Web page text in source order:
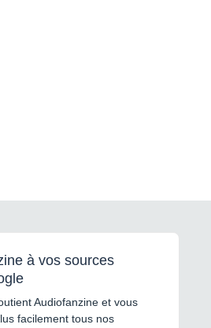
à vos sources
Audiofanzine et vous
facilement tous nos